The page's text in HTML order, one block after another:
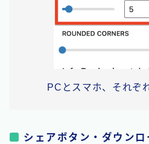
PCとスマホ、それぞ
シェアボタン・ダウン